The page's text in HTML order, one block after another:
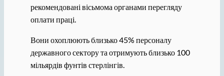
рекомендовані вісьмома органами перегляду
оплати праці.
Вони охоплюють близько 45% персоналу
державного сектору та отримують близько 100
мільярдів фунтів стерлінгів.